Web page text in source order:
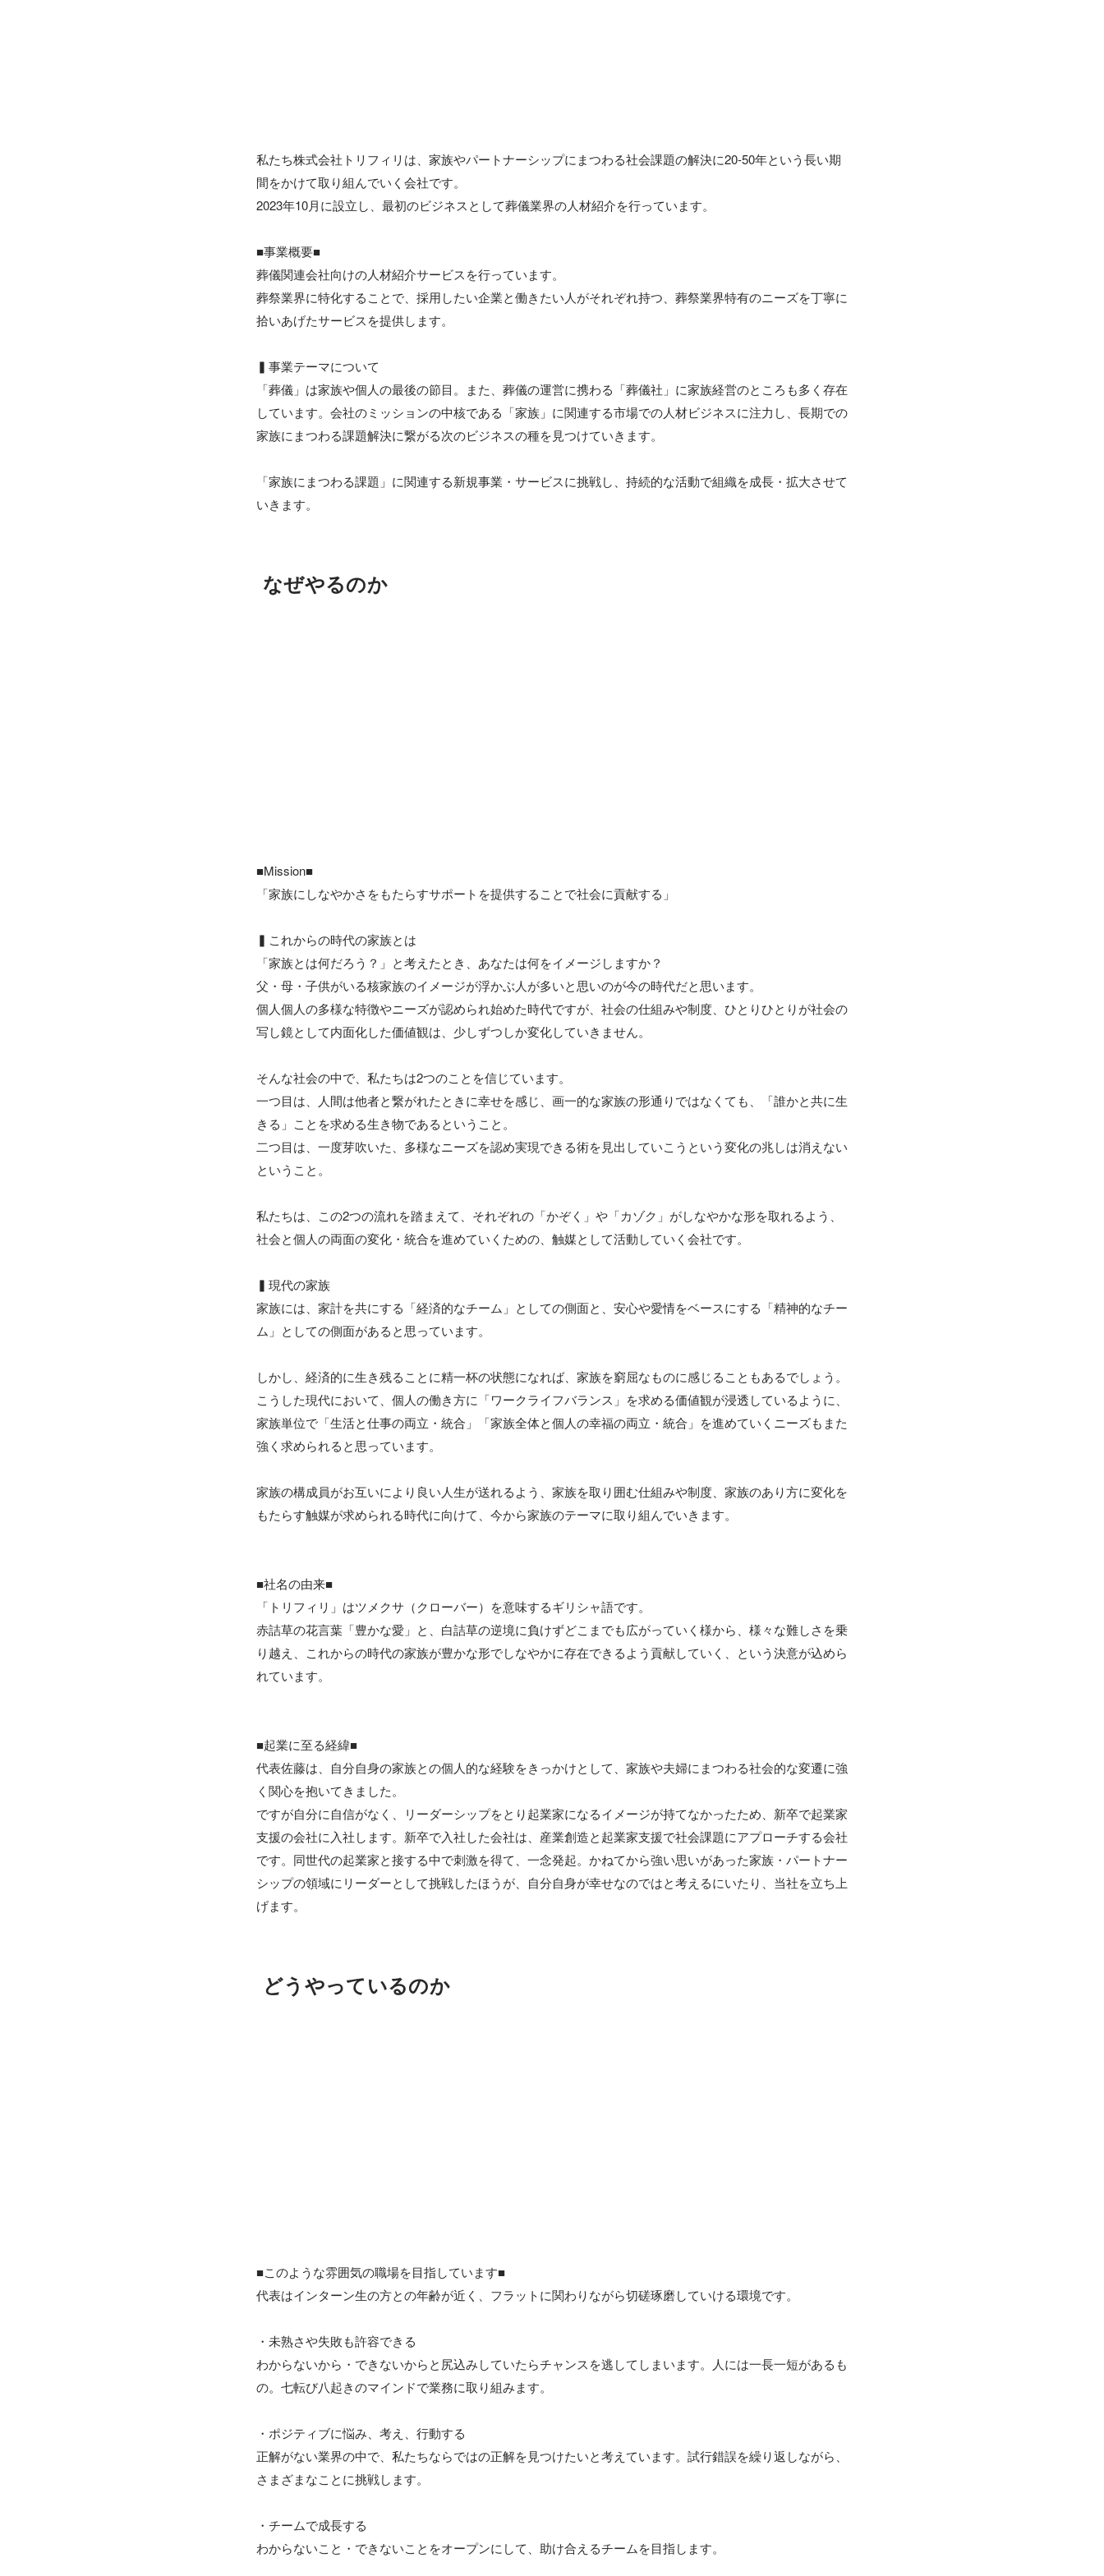
私たち株式会社トリフィリは、家族やパートナーシップにまつわる社会課題の解決に20-50年という長い期
間をかけて取り組んでいく会社です。
2023年10月に設立し、最初のビジネスとして葬儀業界の人材紹介を行っています。
■事業概要■
葬儀関連会社向けの人材紹介サービスを行っています。
葬祭業界に特化することで、採用したい企業と働きたい人がそれぞれ持つ、葬祭業界特有のニーズを丁寧に
拾いあげたサービスを提供します。
▍事業テーマについて
「葬儀」は家族や個人の最後の節目。また、葬儀の運営に携わる「葬儀社」に家族経営のところも多く存在
しています。会社のミッションの中核である「家族」に関連する市場での人材ビジネスに注力し、長期での
家族にまつわる課題解決に繋がる次のビジネスの種を見つけていきます。
「家族にまつわる課題」に関連する新規事業・サービスに挑戦し、持続的な活動で組織を成長・拡大させて
いきます。
なぜやるのか
■Mission■
「家族にしなやかさをもたらすサポートを提供することで社会に貢献する」
▍これからの時代の家族とは
「家族とは何だろう？」と考えたとき、あなたは何をイメージしますか？
父・母・子供がいる核家族のイメージが浮かぶ人が多いと思いのが今の時代だと思います。
個人個人の多様な特徴やニーズが認められ始めた時代ですが、社会の仕組みや制度、ひとりひとりが社会の
写し鏡として内面化した価値観は、少しずつしか変化していきません。
そんな社会の中で、私たちは2つのことを信じています。
一つ目は、人間は他者と繋がれたときに幸せを感じ、画一的な家族の形通りではなくても、「誰かと共に生
きる」ことを求める生き物であるということ。
二つ目は、一度芽吹いた、多様なニーズを認め実現できる術を見出していこうという変化の兆しは消えない
ということ。
私たちは、この2つの流れを踏まえて、それぞれの「かぞく」や「カゾク」がしなやかな形を取れるよう、
社会と個人の両面の変化・統合を進めていくための、触媒として活動していく会社です。
▍現代の家族
家族には、家計を共にする「経済的なチーム」としての側面と、安心や愛情をベースにする「精神的なチー
ム」としての側面があると思っています。
しかし、経済的に生き残ることに精一杯の状態になれば、家族を窮屈なものに感じることもあるでしょう。
こうした現代において、個人の働き方に「ワークライフバランス」を求める価値観が浸透しているように、
家族単位で「生活と仕事の両立・統合」「家族全体と個人の幸福の両立・統合」を進めていくニーズもまた
強く求められると思っています。
家族の構成員がお互いにより良い人生が送れるよう、家族を取り囲む仕組みや制度、家族のあり方に変化を
もたらす触媒が求められる時代に向けて、今から家族のテーマに取り組んでいきます。
■社名の由来■
「トリフィリ」はツメクサ（クローバー）を意味するギリシャ語です。
赤詰草の花言葉「豊かな愛」と、白詰草の逆境に負けずどこまでも広がっていく様から、様々な難しさを乗
り越え、これからの時代の家族が豊かな形でしなやかに存在できるよう貢献していく、という決意が込めら
れています。
■起業に至る経緯■
代表佐藤は、自分自身の家族との個人的な経験をきっかけとして、家族や夫婦にまつわる社会的な変遷に強
く関心を抱いてきました。
ですが自分に自信がなく、リーダーシップをとり起業家になるイメージが持てなかったため、新卒で起業家
支援の会社に入社します。新卒で入社した会社は、産業創造と起業家支援で社会課題にアプローチする会社
です。同世代の起業家と接する中で刺激を得て、一念発起。かねてから強い思いがあった家族・パートナー
シップの領域にリーダーとして挑戦したほうが、自分自身が幸せなのではと考えるにいたり、当社を立ち上
げます。
どうやっているのか
■このような雰囲気の職場を目指しています■
代表はインターン生の方との年齢が近く、フラットに関わりながら切磋琢磨していける環境です。
・未熟さや失敗も許容できる
わからないから・できないからと尻込みしていたらチャンスを逃してしまいます。人には一長一短があるも
の。七転び八起きのマインドで業務に取り組みます。
・ポジティブに悩み、考え、行動する
正解がない業界の中で、私たちならではの正解を見つけたいと考えています。試行錯誤を繰り返しながら、
さまざまなことに挑戦します。
・チームで成長する
わからないこと・できないことをオープンにして、助け合えるチームを目指します。